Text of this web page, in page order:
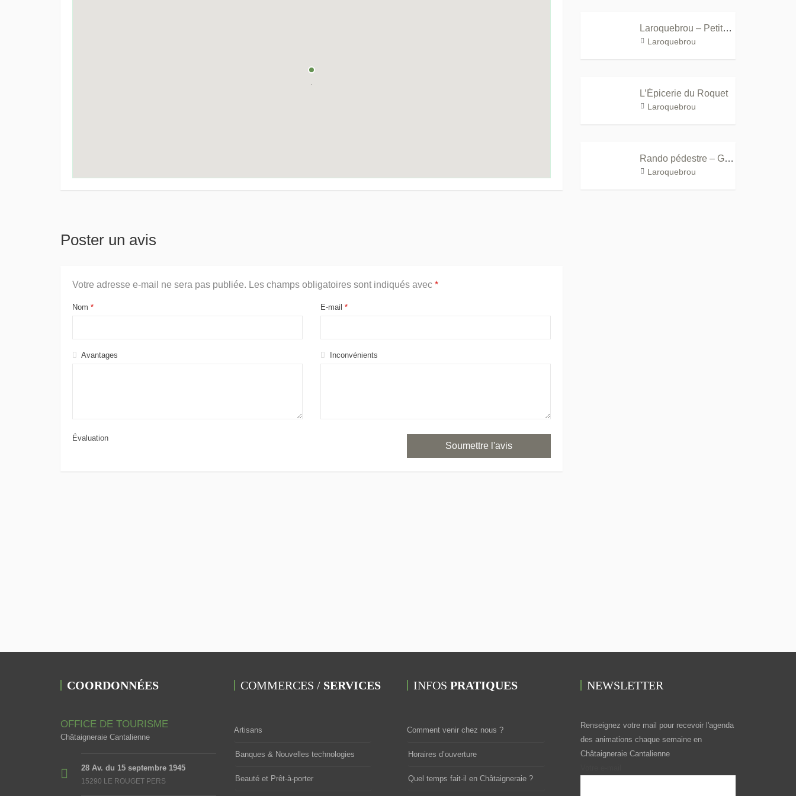
Poster un avis
Votre adresse e-mail ne sera pas publiée. Les champs obligatoires sont indiqués avec *
Nom * E-mail *
Avantages Inconvénients
Évaluation
Laroquebrou – Petite Cité de Caractère®
Laroquebrou
L’Épicerie du Roquet
Laroquebrou
Rando pédestre – GR®652, les gorges de la Cère
Laroquebrou
COORDONNÉES
OFFICE DE TOURISME
Châtaigneraie Cantalienne
28 Av. du 15 septembre 1945
15290 LE ROUGET PERS
COMMERCES / SERVICES
Artisans
Banques & Nouvelles technologies
Beauté et Prêt-à-porter
INFOS PRATIQUES
Comment venir chez nous ?
Horaires d’ouverture
Quel temps fait-il en Châtaigneraie ?
NEWSLETTER
Renseignez votre mail pour recevoir l'agenda
des animations chaque semaine en
Châtaigneraie Cantalienne